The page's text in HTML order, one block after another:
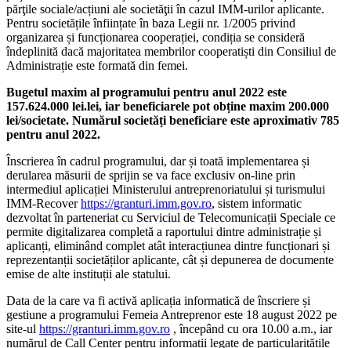
părţile sociale/acțiuni ale societăţii în cazul IMM-urilor aplicante.
Pentru societățile înființate în baza Legii nr. 1/2005 privind
organizarea și funcționarea cooperației, condiția se consideră
îndeplinită dacă majoritatea membrilor cooperatiști din Consiliul de
Administrație este formată din femei.
Bugetul maxim al programului pentru anul 2022 este
157.624.000 lei.lei, iar beneficiarele pot obține maxim 200.000
lei/societate. Numărul societăți beneficiare este aproximativ 785
pentru anul 2022.
Înscrierea în cadrul programului, dar și toată implementarea și
derularea măsurii de sprijin se va face exclusiv on-line prin
intermediul aplicației Ministerului antreprenoriatului și turismului
IMM-Recoverhttps://granturi.imm.gov.ro, sistem informatic
dezvoltat în parteneriat cu Serviciul de Telecomunicații Speciale ce
permite digitalizarea completă a raportului dintre administrație și
aplicanți, eliminând complet atât interacțiunea dintre funcționari și
reprezentanții societăților aplicante, cât și depunerea de documente
emise de alte instituții ale statului.
Data de la care va fi activă aplicația informatică de înscriere și
gestiune a programului Femeia Antreprenor este 18 august 2022 pe
site-ul https://granturi.imm.gov.ro , începând cu ora 10.00 a.m., iar
numărul de Call Center pentru informații legate de particularitățile